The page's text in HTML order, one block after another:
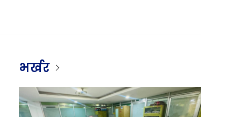
भर्खर